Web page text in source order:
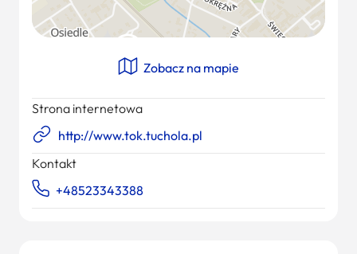
Zobacz na mapie
Strona internetowa
http://www.tok.tuchola.pl
Kontakt
+48523343388